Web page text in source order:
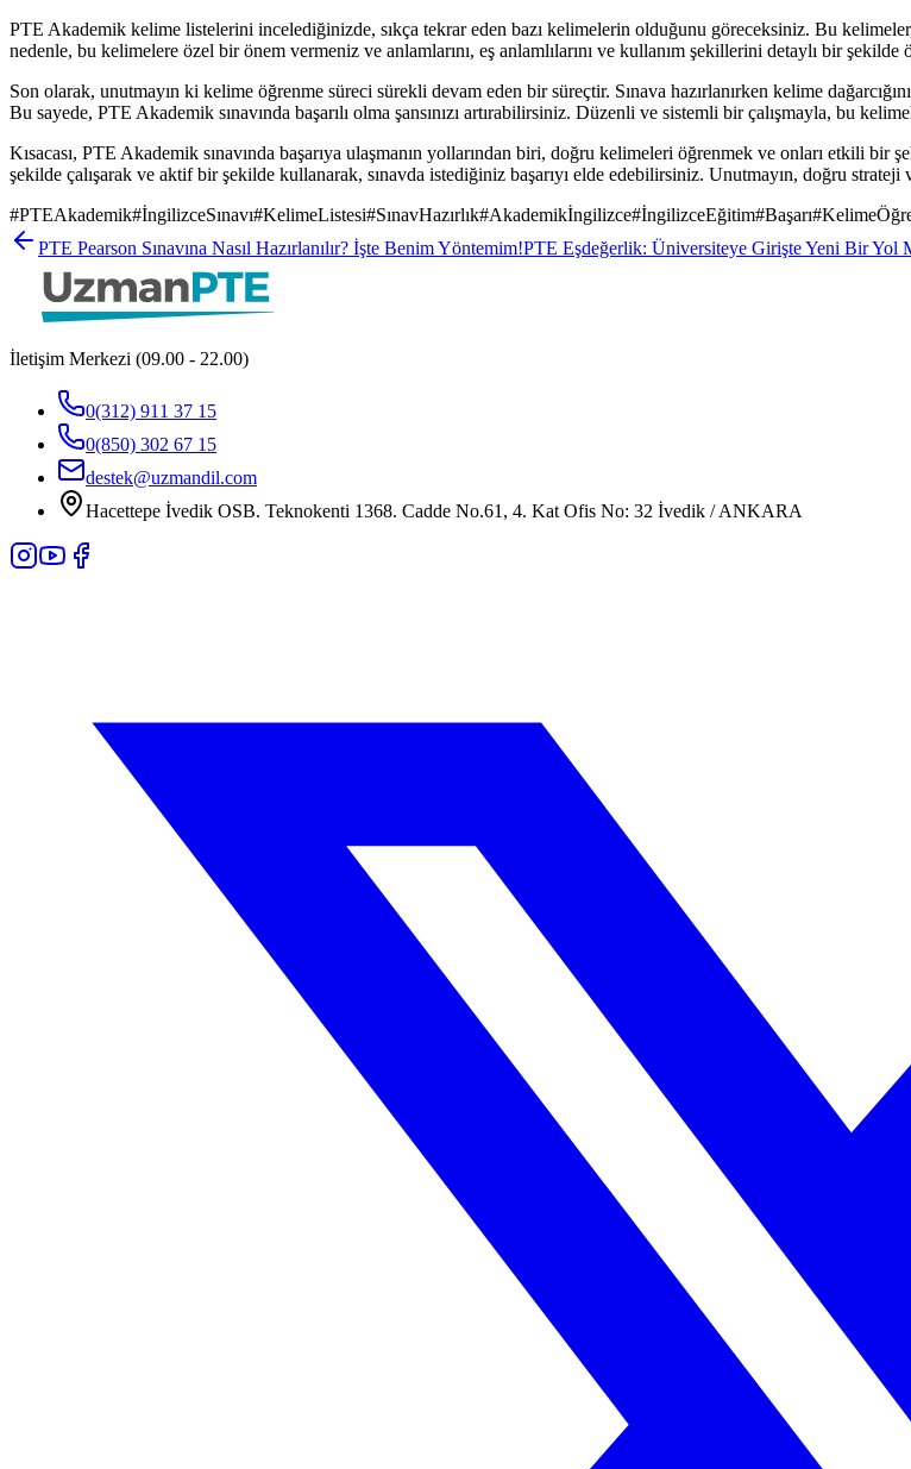
PTE Akademik kelime listelerini incelediğinizde, sıkça tekrar eden bazı kelimelerin olduğunu göreceksiniz. Bu
nedenle, bu kelimelere özel bir önem vermeniz ve anlamlarını, eş anlamlılarını ve kullanım şekillerini detaylı bir şekilde
Son olarak, unutmayın ki kelime öğrenme süreci sürekli devam eden bir süreçtir. Sınava hazırlanırken kelime
Bu sayede, PTE Akademik sınavında başarılı olma şansınızı artırabilirsiniz. Düzenli ve sistemli bir çalışmayla, bu
Kısacası, PTE Akademik sınavında başarıya ulaşmanın yollarından biri, doğru kelimeleri öğrenmek ve onları etkili
şekilde çalışarak ve aktif bir şekilde kullanarak, sınavda istediğiniz başarıyı elde edebilirsiniz. Unutmayın, doğru
#PTEAkademik#İngilizceSınavı#KelimeListesi#SınavHazırlık#Akademikİngilizce#İngilizceEğitim#Başarı#
PTE Pearson Sınavına Nasıl Hazırlanılır? İşte Benim Yöntemim!PTE Eşdeğerlik: Üniversiteye Girişte Yeni Bir Yol
İletişim Merkezi (09.00 - 22.00)
0(312) 911 37 15
0(850) 302 67 15
destek@uzmandil.com
Hacettepe İvedik OSB. Teknokenti 1368. Cadde No.61, 4. Kat Ofis No: 32 İvedik / ANKARA